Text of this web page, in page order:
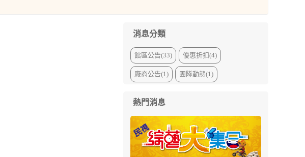
消息分類
館區公告(33) 優惠折扣(4)
廠商公告(1) 團隊動態(1)
熱門消息